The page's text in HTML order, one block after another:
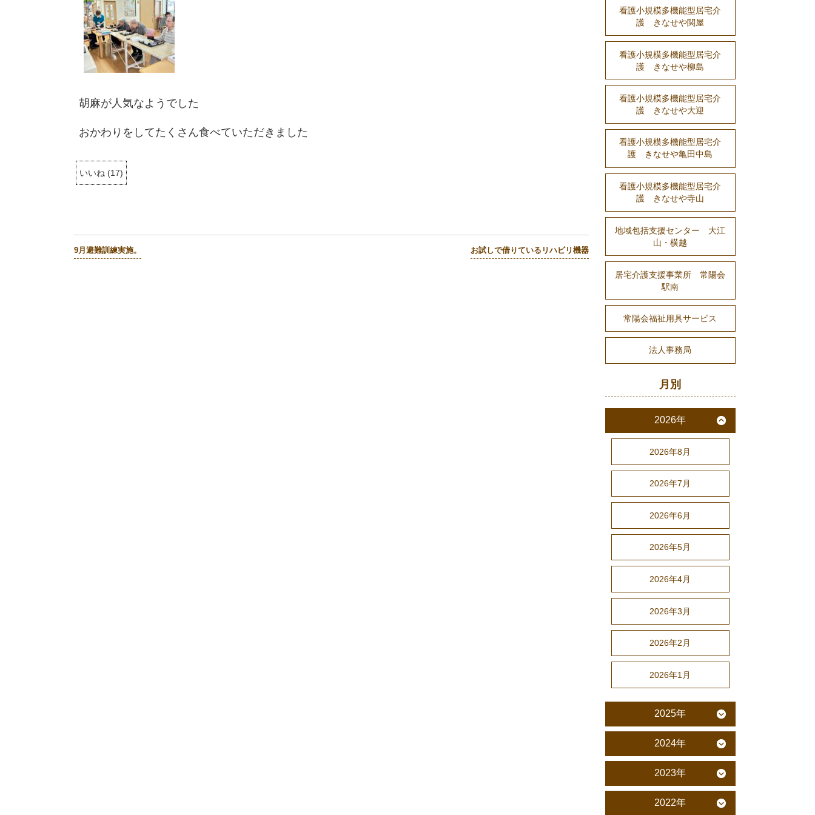
胡麻が人気なようでした
おかわりをしてたくさん食べていただきました
いいね (17)
9月避難訓練実施。 お試しで借りているリハビリ機器
看護小規模多機能型居宅介
護 きなせや関屋
看護小規模多機能型居宅介
護 きなせや柳島
看護小規模多機能型居宅介
護 きなせや大迎
看護小規模多機能型居宅介
護 きなせや亀田中島
看護小規模多機能型居宅介
護 きなせや寺山
地域包括支援センター 大江
山・横越
居宅介護支援事業所 常陽会
駅南
常陽会福祉用具サービス
法人事務局
月別
2026年
2026年8月
2026年7月
2026年6月
2026年5月
2026年4月
2026年3月
2026年2月
2026年1月
2025年
2024年
2023年
2022年